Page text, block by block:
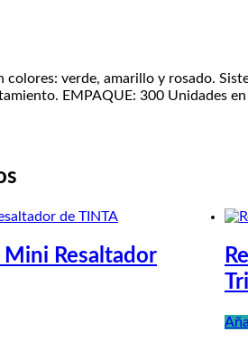
verde, amarillo y rosado.
EMPAQUE: 300 Unidades
Mini Resaltador